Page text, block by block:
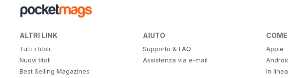
ALTRI LINK
Tutti i titoli
Nuovi titoli
Best Selling Magazines
AIUTO
Supporto & FAQ
Assistenza via e-mail
Apple
In linea